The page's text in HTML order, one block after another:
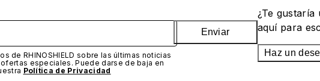
de RHINOSHIELD sobre las últimas noticias
especiales. Puede darse de baja en
Política de Privacidad
Enviar
¿Te gustaría
aquí para
Haz un